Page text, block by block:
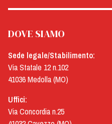
DOVE SIAMO
Sede legale/Stabilimento:
Via Statale 12 n.102
41036 Medolla (MO)
Uffici:
Via Concordia n.25